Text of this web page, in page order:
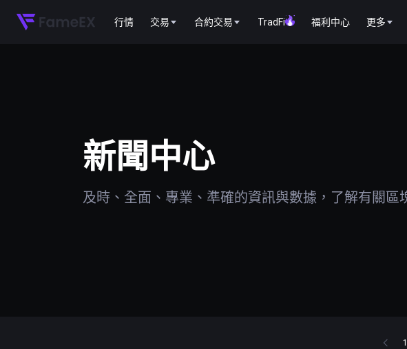
行情 交易 合約交易 TradFi 福利中心 更多
新聞中心
及時、全面、專業、準確的資訊與數據，了解有關
1